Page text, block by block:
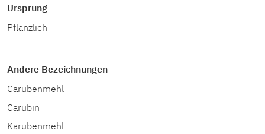
Ursprung
Pflanzlich
Andere Bezeichnungen
Carubenmehl
Carubin
Karubenmehl